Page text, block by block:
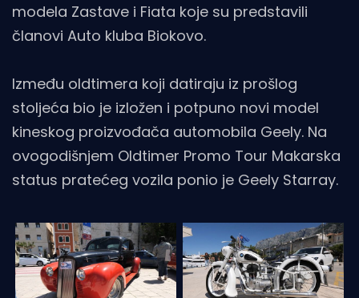
modela Zastave i Fiata koje su predstavili
članovi Auto kluba Biokovo.
Između oldtimera koji datiraju iz prošlog
stoljeća bio je izložen i potpuno novi model
kineskog proizvođača automobila Geely. Na
ovogodišnjem Oldtimer Promo Tour Makarska
status pratećeg vozila ponio je Geely Starray.